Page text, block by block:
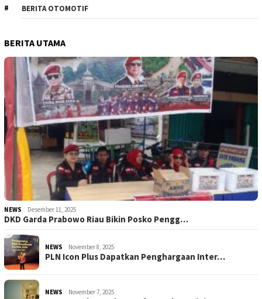
BERITA OTOMOTIF
BERITA UTAMA
NEWS Desember 11, 2025
DKD Garda Prabowo Riau Bikin Posko Pengg…
NEWS November 8, 2025
PLN Icon Plus Dapatkan Penghargaan Inter…
NEWS November 7, 2025